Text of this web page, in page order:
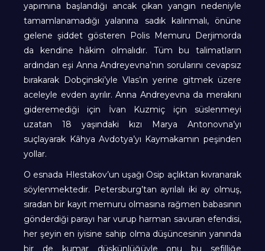
yapımına başlandığı ancak çıkan yangın nedeniyle
tamamlanamadığı yalanına sadık kalınmalı, önüne
gelene şiddet gösteren Polis Memuru Derjimorda
da kendine hâkim olmalıdır. Tüm bu talimatların
ardından eşi Anna Andreyevna’nın sorularını cevapsız
bırakarak Dobçinski’yle Vlas’ın yerine gitmek üzere
aceleyle evden ayrılır. Anna Andreyevna da merakını
gideremediği için İvan Kuzmiç için süslenmeyi
uzatan 18 yaşındaki kızı Marya Antonovna’yı
suçlayarak Kâhya Avdotya’yı Kaymakamın peşinden
yollar.
O esnada Hlestakov’un uşağı Osip açlıktan kıvranarak
söylenmektedir. Petersburg’tan ayrılalı iki ay olmuş,
sıradan bir kayıt memuru olmasına rağmen babasının
gönderdiği parayı har vurup harman savuran efendisi,
her şeyin en iyisine sahip olma düşüncesinin yanında
bir de kumar düşkünlüğüyle onu bu sefilliğe